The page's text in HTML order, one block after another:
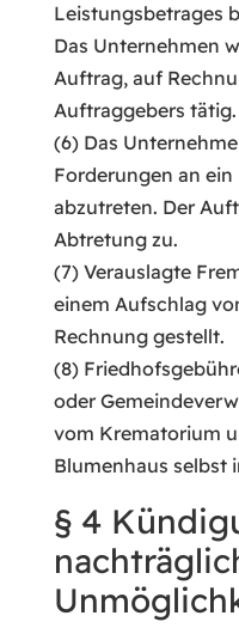
Leistungsbetrages
Das Unternehmen
Auftrag, auf
Auftraggebers tätig.
(6) Das
Forderungen an
abzutreten. Der
Abtretung zu.
(7) Verauslagte
einem Aufschlag
Rechnung gestellt.
(8)
oder
vom Krematorium
Blumenhaus selbst
§ 4